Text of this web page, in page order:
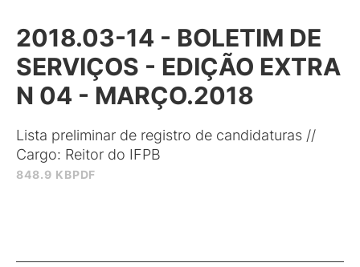
848.9 KBPDF
2018.03-14 - BOLETIM DE
SERVIÇOS - EDIÇÃO EXTRA
N 04 - MARÇO.2018
Lista preliminar de registro de candidaturas //
Cargo: Reitor do IFPB